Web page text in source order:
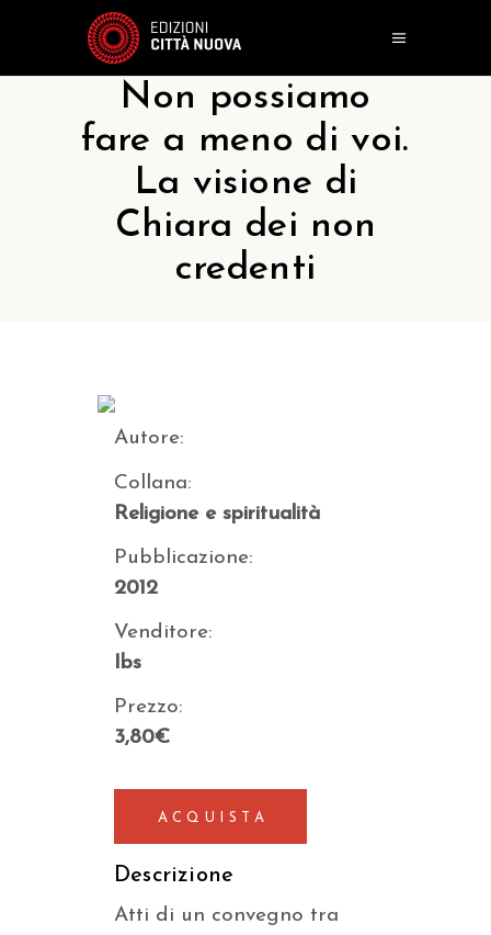
Non possiamo
fare a meno di voi.
La visione di
Chiara dei non
credenti
Autore:
Collana:
Religione e spiritualità
Pubblicazione:
2012
Venditore:
Ibs
Prezzo:
3,80€
ACQUISTA
Descrizione
Atti di un convegno tra